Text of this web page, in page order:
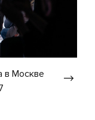
в Москве